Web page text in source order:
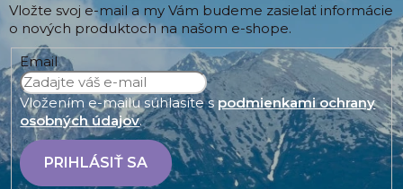
Vložte svoj e-mail a my Vám budeme zasielať informácie
o nových produktoch na našom e-shope.
Email
Vložením e-mailu súhlasíte spodmienkami ochrany
osobných údajov.
PRIHLÁSIŤ SA